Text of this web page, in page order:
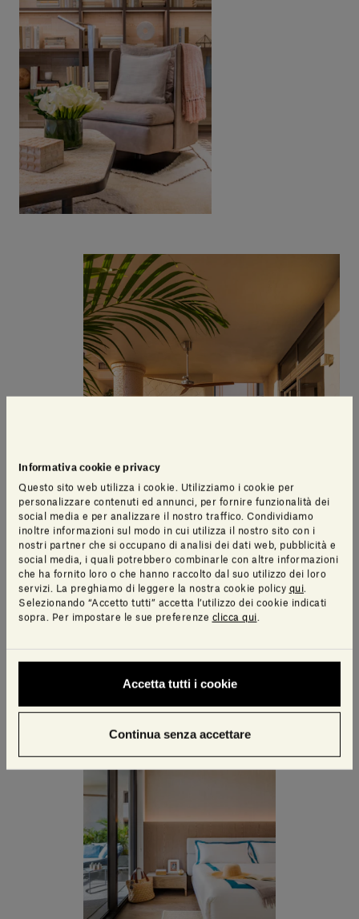
Informativa cookie e privacy
Questo sito web utilizza i cookie. Utilizziamo i cookie per
personalizzare contenuti ed annunci, per fornire funzionalità dei
social media e per analizzare il nostro traffico. Condividiamo
inoltre informazioni sul modo in cui utilizza il nostro sito con i
nostri partner che si occupano di analisi dei dati web, pubblicità e
social media, i quali potrebbero combinarle con altre informazioni
che ha fornito loro o che hanno raccolto dal suo utilizzo dei loro
servizi. La preghiamo di leggere la nostra cookie policy qui
Selezionando “Accetto tutti” accetta l’utilizzo dei cookie indicati
sopra. Per impostare le sue preferenze clicca qui
Accetta tutti i cookie
Continua senza accettare